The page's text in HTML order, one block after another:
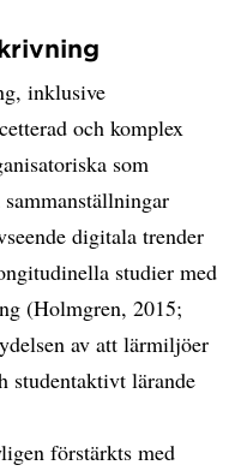
inklusive
och komplex
som
digitala trender
studier med
(Holmgren, 2015;
av att lärmiljöer
studentaktivt lärande
förstärkts med